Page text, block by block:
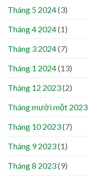
Tháng 5 2024(3)
Tháng 4 2024(1)
Tháng 3 2024(7)
Tháng 1 2024(13)
Tháng 12 2023(2)
Tháng mười một 2023
Tháng 10 2023(7)
Tháng 9 2023(1)
Tháng 8 2023(9)